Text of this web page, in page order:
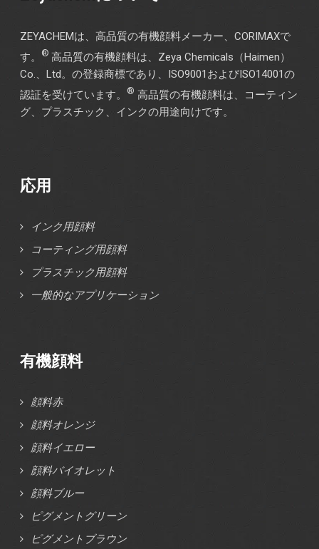
ZEYACHEMは、高品質の有機顔料メーカー、CORIMAXで
す。
®高品質の有機顔料は、Zeya Chemicals（Haimen）
Co.、Ltd。の登録商標であり、ISO9001およびISO14001の
認証を受けています。
® 高品質の有機顔料は、コーティン
グ、プラスチック、インクの用途向けです。
応用
インク用顔料
コーティング用顔料
プラスチック用顔料
一般的なアプリケーション
有機顔料
顔料赤
顔料オレンジ
顔料イエロー
顔料バイオレット
顔料ブルー
ピグメントグリーン
ピグメントブラウン